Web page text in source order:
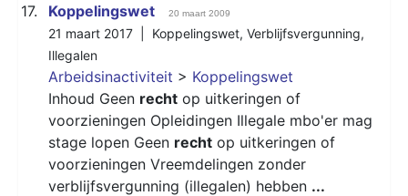
17. Koppelingswet 20 maart 2009
21 maart 2017 | Koppelingswet, Verblijfsvergunning,
Illegalen
Arbeidsinactiviteit > Koppelingswet
Inhoud Geen recht op uitkeringen of
voorzieningen Opleidingen Illegale mbo'er mag
stage lopen Geen recht op uitkeringen of
voorzieningen Vreemdelingen zonder
verblijfsvergunning (illegalen) hebben ...